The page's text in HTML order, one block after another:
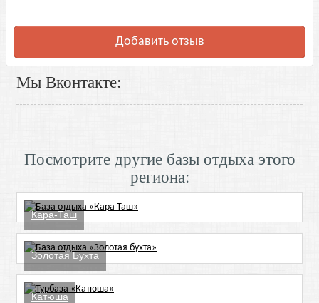
Добавить отзыв
Мы Вконтакте:
Посмотрите другие базы отдыха этого
региона:
Кара-Таш
Золотая Бухта
Катюша